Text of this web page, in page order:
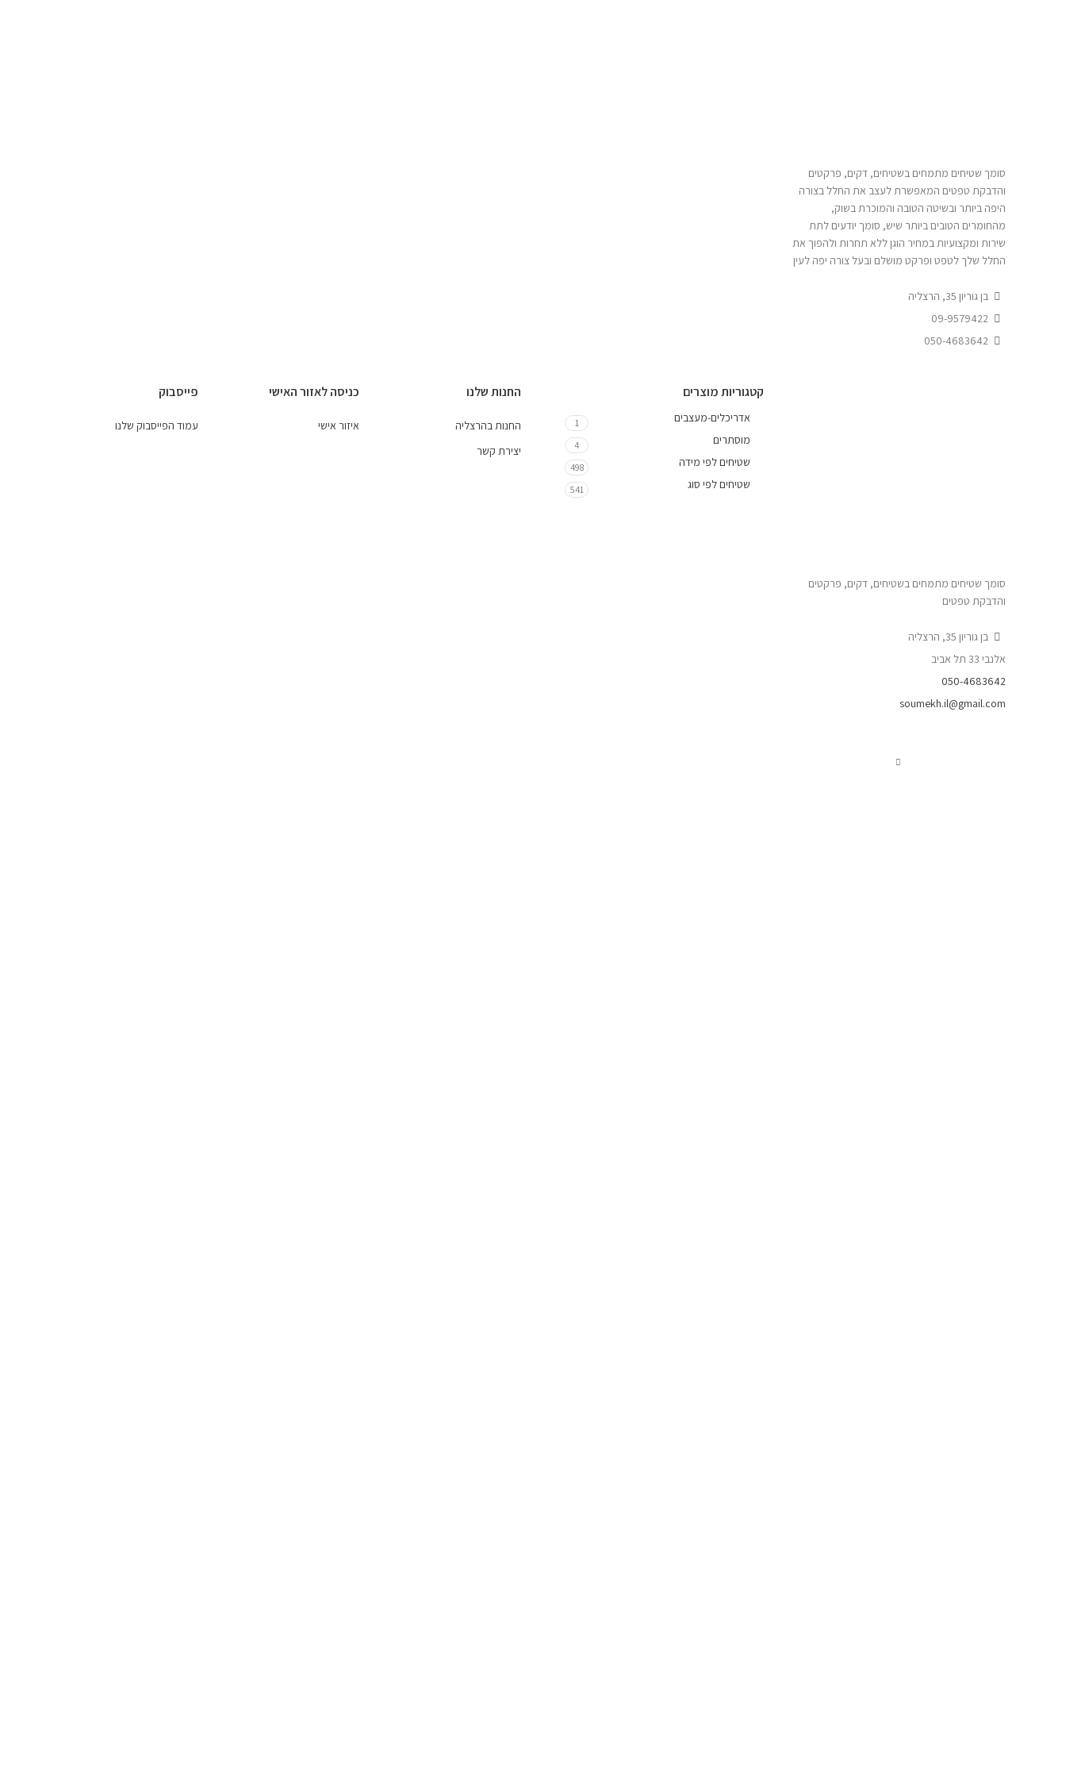
סומך שטיחים מתמחים בשטיחים, דקים, פרקטים
והדבקת טפטים המאפשרת לעצב את החלל בצורה
היפה ביותר ובשיטה הטובה והמוכרת בשוק,
מהחומרים הטובים ביותר שיש, סומך יודעים לתת
שירות ומקצועיות במחיר הוגן ללא תחרות ולהפוך את
החלל שלך לטפט ופרקט מושלם ובעל צורה יפה לעין
בן גוריון 35, הרצליה
סומך שטיחים מתמחים בשטיחים, דקים, פרקטים
והדבקת טפטים
בן גוריון 35, הרצליה
אלנבי 33 תל אביב
050-4683642
soumekh.il@gmail.com
קטגוריות מוצרים
אדריכלים-מעצבים 1
מוסתרים 4
שטיחים לפי מידה 498
שטיחים לפי סוג 541
החנות שלנו
החנות בהרצליה
יצירת קשר
כניסה לאזור האישי
איזור אישי
פייסבוק
עמוד הפייסבוק שלנו